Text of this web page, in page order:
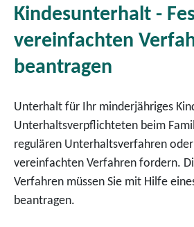
Kindesunterhalt -
vereinfachten
beantragen
Unterhalt für Ihr minderjähriges
Unterhaltsverpflichteten beim
regulären Unterhaltsverfahren
vereinfachten Verfahren fordern.
Verfahren müssen Sie mit Hilfe
beantragen.